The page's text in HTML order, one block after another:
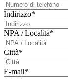
Indirizzo*
NPA / Località*
Città*
E-mail*